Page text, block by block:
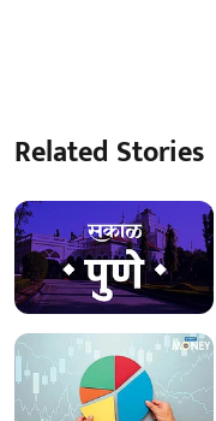
Related Stories